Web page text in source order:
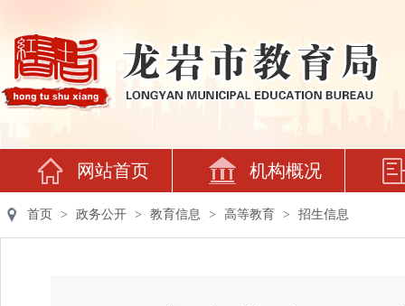
网站首页 机构概况
首页 > 政务公开 > 教育信息 > 高等教育 > 招生信息